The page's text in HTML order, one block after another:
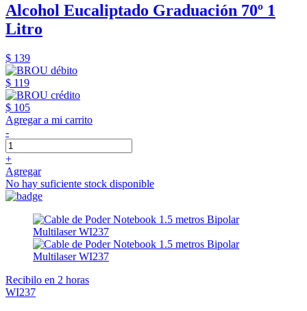
Alcohol Eucaliptado Graduación 70º 1
Litro
$ 139
$ 119
$ 105
Agregar a mi carrito
-
+
Agregar
No hay suficiente stock disponible
Recibilo en 2 horas
WI237